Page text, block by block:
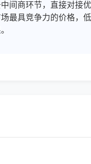
间商环节，直接对接
最具竞争力的价格，